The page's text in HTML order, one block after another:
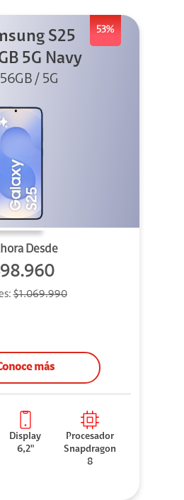
53%
S25
5G Navy
/ 5G
Desde
$1.069.990
más
Display
6,2"
Procesador
Snapdragon
8